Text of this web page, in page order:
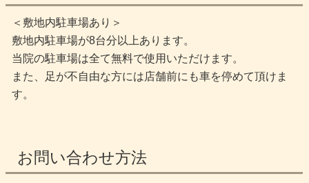
＜敷地内駐車場あり＞
敷地内駐車場が8台分以上あります。
当院の駐車場は全て無料で使用いただけます。
また、足が不自由な方には店舗前にも車を停めて頂けま
す。
お問い合わせ方法